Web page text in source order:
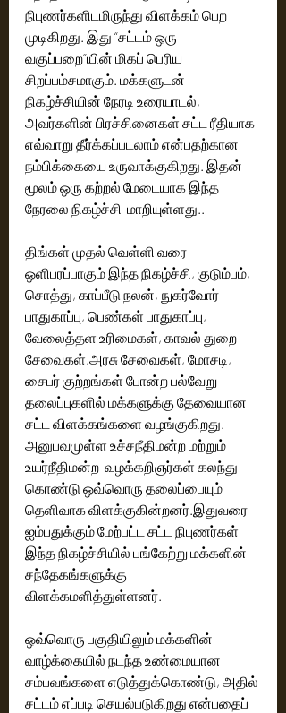
நிபுணர்களிடமிருந்து விளக்கம் பெற
முடிகிறது. இது “சட்டம் ஒரு
வகுப்பறை”யின் மிகப் பெரிய
சிறப்பம்சமாகும். மக்களுடன்
நிகழ்ச்சியின் நேரடி உரையாடல்,
அவர்களின் பிரச்சினைகள் சட்ட ரீதியாக
எவ்வாறு தீர்க்கப்படலாம் என்பதற்கான
நம்பிக்கையை உருவாக்குகிறது. இதன்
மூலம் ஒரு கற்றல் மேடையாக இந்த
நேரலை நிகழ்ச்சி  மாறியுள்ளது..
திங்கள் முதல் வெள்ளி வரை
ஒளிபரப்பாகும் இந்த நிகழ்ச்சி, குடும்பம்,
சொத்து, காப்பீடு நலன், நுகர்வோர்
பாதுகாப்பு, பெண்கள் பாதுகாப்பு,
வேலைத்தள உரிமைகள், காவல் துறை
சேவைகள்,அரசு சேவைகள், மோசடி,
சைபர் குற்றங்கள் போன்ற பல்வேறு
தலைப்புகளில் மக்களுக்கு தேவையான
சட்ட விளக்கங்களை வழங்குகிறது.
அனுபவமுள்ள உச்சநீதிமன்ற மற்றும்
உயர்நீதிமன்ற  வழக்கறிஞர்கள் கலந்து
கொண்டு ஒவ்வொரு தலைப்பையும்
தெளிவாக விளக்குகின்றனர்.இதுவரை
ஐம்பதுக்கும் மேற்பட்ட சட்ட நிபுணர்கள்
இந்த நிகழ்ச்சியில் பங்கேற்று மக்களின்
சந்தேகங்களுக்கு
விளக்கமளித்துள்ளனர்.
ஒவ்வொரு பகுதியிலும் மக்களின்
வாழ்க்கையில் நடந்த உண்மையான
சம்பவங்களை எடுத்துக்கொண்டு, அதில்
சட்டம் எப்படி செயல்படுகிறது என்பதைப்